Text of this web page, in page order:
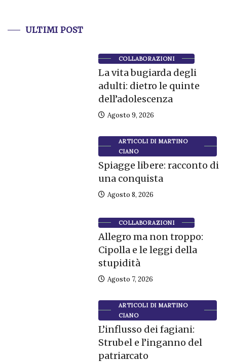
ULTIMI POST
COLLABORAZIONI
La vita bugiarda degli
adulti: dietro le quinte
dell’adolescenza
Agosto 9, 2026
ARTICOLI DI MARTINO
CIANO
Spiagge libere: racconto di
una conquista
Agosto 8, 2026
COLLABORAZIONI
Allegro ma non troppo:
Cipolla e le leggi della
stupidità
Agosto 7, 2026
ARTICOLI DI MARTINO
CIANO
L’influsso dei fagiani:
Strubel e l’inganno del
patriarcato